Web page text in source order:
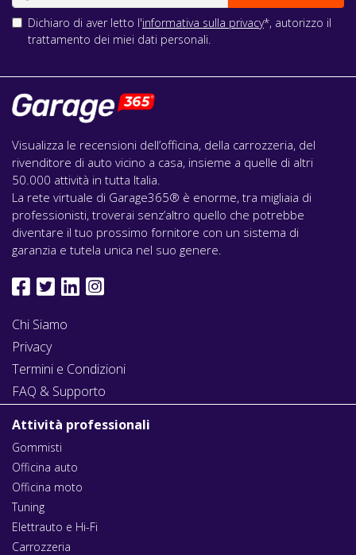
Dichiaro di aver letto l'informativa sulla privacy*, autorizzo il
trattamento dei miei dati personali.
Visualizza le recensioni dell’officina, della carrozzeria, del
rivenditore di auto vicino a casa, insieme a quelle di altri
50.000 attività in tutta Italia.
La rete virtuale di Garage365® è enorme, tra migliaia di
professionisti, troverai senz’altro quello che potrebbe
diventare il tuo prossimo fornitore con un sistema di
garanzia e tutela unica nel suo genere.
Chi Siamo
Privacy
Termini e Condizioni
FAQ & Supporto
Attività professionali
Gommisti
Officina auto
Officina moto
Tuning
Elettrauto e Hi-Fi
Carrozzeria